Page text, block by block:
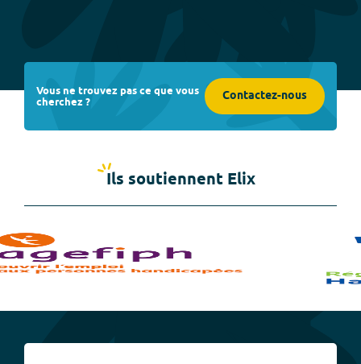
Vous ne trouvez pas ce que vous
cherchez ? Contactez-nous
Ils soutiennent Elix